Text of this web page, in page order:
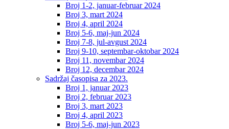
Broj 1-2, januar-februar 2024
Broj 3, mart 2024
Broj 4, april 2024
Broj 5-6, maj-jun 2024
Broj 7-8, jul-avgust 2024
Broj 9-10, septembar-oktobar 2024
Broj 11, novembar 2024
Broj 12, decembar 2024
Sadržaj časopisa za 2023.
Broj 1, januar 2023
Broj 2, februar 2023
Broj 3, mart 2023
Broj 4, april 2023
Broj 5-6, maj-jun 2023